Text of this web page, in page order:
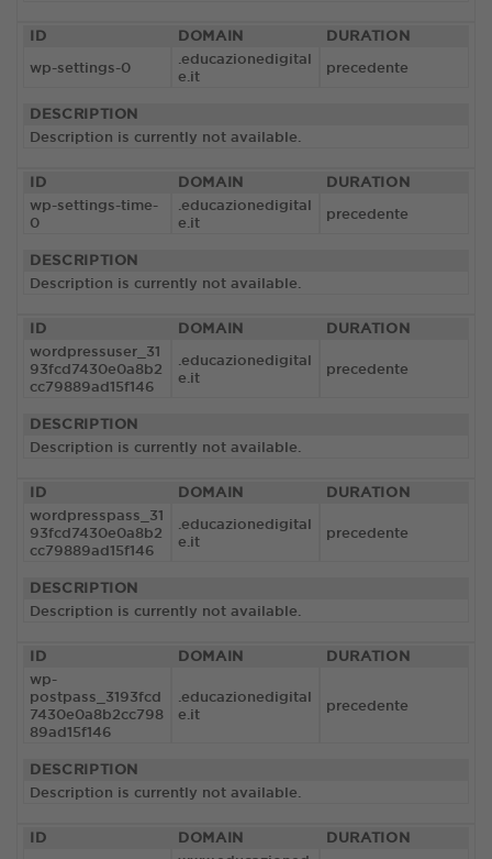
ID DOMAIN DURATION
wp-settings-0
.educazionedigital
e.it
precedente
DESCRIPTION
Description is currently not available.
ID DOMAIN
DURATION
wp-settings-time-
0
.educazionedigital
e.it
precedente
DESCRIPTION
Description is currently not available.
ID DOMAIN
DURATION
wordpressuser_31
93fcd7430e0a8b2
cc79889ad15f146
.educazionedigital
e.it
precedente
DESCRIPTION
Description is currently not available.
ID DOMAIN
DURATION
wordpresspass_31
93fcd7430e0a8b2
cc79889ad15f146
.educazionedigital
e.it
precedente
DESCRIPTION
Description is currently not available.
ID DOMAIN
DURATION
wp-
postpass_3193fcd
7430e0a8b2cc798
89ad15f146
.educazionedigital
e.it
precedente
DESCRIPTION
Description is currently not available.
ID DOMAIN DURATION